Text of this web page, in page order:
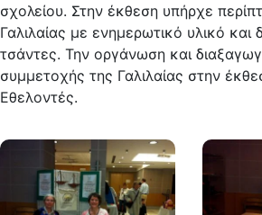
σχολείου. Στην έκθεση υπήρχε
Γαλιλαίας με ενημερωτικό υλικό και
τσάντες. Την οργάνωση και
συμμετοχής της Γαλιλαίας στην
Εθελοντές.